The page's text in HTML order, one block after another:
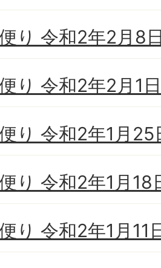
り 令和2年2月8
り 令和2年2月1
り 令和2年1月
り 令和2年1月18
り 令和2年1月11